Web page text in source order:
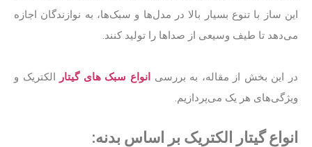
این ساز با تنوع بسیار بالا در مدل‌ها و سبک‌ها، به نوازندگان اجازه
می‌دهد تا طیف وسیعی از صداها را تولید کنند.
در این بخش از مقاله، به بررسی انواع سبک های گیتار الکتریک و
ویژگی‌های هر یک می‌پردازیم.
انواع گیتار الکتریک بر اساس بدنه: